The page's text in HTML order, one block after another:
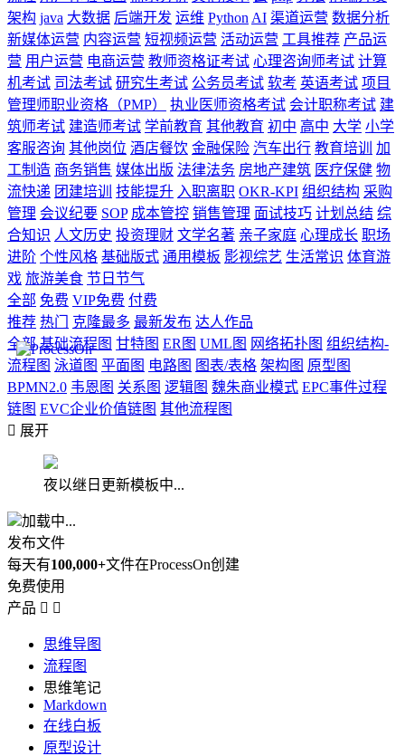
架构 java 大数据 后端开发 运维 Python AI 渠道运营 数据分析
新媒体运营 内容运营 短视频运营 活动运营 工具推荐 产品运
营 用户运营 电商运营 教师资格证考试 心理咨询师考试 计算
机考试 司法考试 研究生考试 公务员考试 软考 英语考试 项目
管理师职业资格（PMP）
执业医师资格考试 会计职称考试 建
筑师考试 建造师考试 学前教育 其他教育 初中 高中 大学 小学
客服咨询 其他岗位 酒店餐饮 金融保险 汽车出行 教育培训
加
工制造 商务销售 媒体出版 法律法务 房地产建筑 医疗保健 物
流快递 团建培训 技能提升 入职离职 OKR-KPI 组织结构 采购
管理 会议纪要 SOP 成本管控 销售管理 面试技巧 计划总结 综
合知识 人文历史 投资理财 文学名著 亲子家庭 心理成长 职场
进阶 个性风格 基础版式 通用模板 影视综艺 生活常识 体育游
戏 旅游美食 节日节气
全部 免费 VIP免费 付费
推荐 热门 克隆最多 最新发布 达人作品
全部 基础流程图 甘特图 ER图 UML图 网络拓扑图 组织结构-
流程图 泳道图 平面图 电路图 图表/表格 架构图 原型图
BPMN2.0 韦恩图 关系图 逻辑图 魏朱商业模式 EPC事件过程
链图 EVC企业价值链图 其他流程图
 展开
夜以继日更新模板中...
加载中...
发布文件
每天有100,000+文件在ProcessOn创建
免费使用
产品  
思维导图
流程图
思维笔记
Markdown
在线白板
原型设计